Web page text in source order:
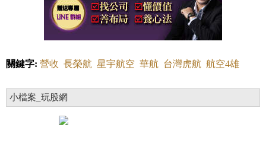
關鍵字: 營收 長榮航 星宇航空 華航 台灣虎航 航空4雄
小檔案_玩股網